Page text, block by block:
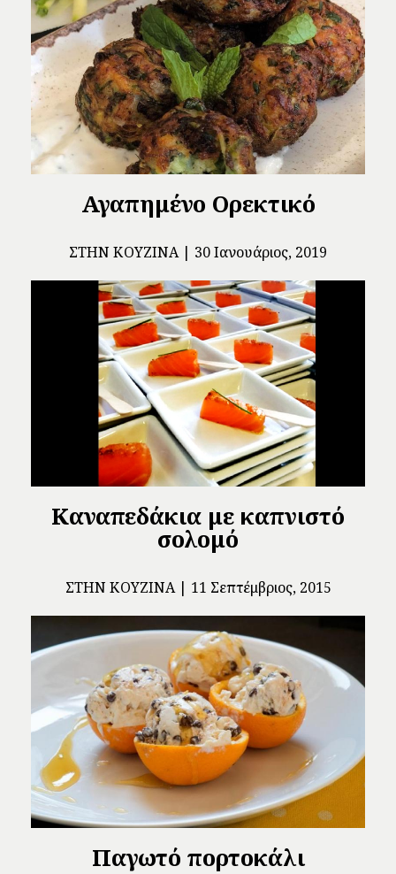
Αγαπημένο Ορεκτικό
ΣΤΗΝ ΚΟΥΖΊΝΑ 30 Ιανουάριος, 2019
Καναπεδάκια με καπνιστό
σολομό
ΣΤΗΝ ΚΟΥΖΊΝΑ 11 Σεπτέμβριος, 2015
Παγωτό πορτοκάλι